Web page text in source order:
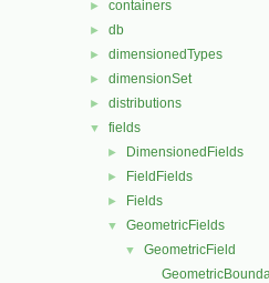
► containers
► db
► dimensionedTypes
► dimensionSet
► distributions
▼ fields
► DimensionedFields
► FieldFields
► Fields
▼ GeometricFields
▼
GeometricField